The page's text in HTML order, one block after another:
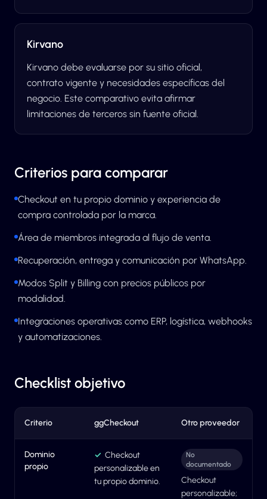
Kirvano
Kirvano debe evaluarse por su sitio oficial,
contrato vigente y necesidades específicas del
negocio. Este comparativo evita afirmar
limitaciones de terceros sin fuente oficial.
Criterios para comparar
Checkout en tu propio dominio y experiencia de
compra controlada por la marca.
Área de miembros integrada al flujo de venta.
Recuperación, entrega y comunicación por WhatsApp.
Modos Split y Billing con precios públicos por
modalidad.
Integraciones operativas como ERP, logística, webhooks
y automatizaciones.
Checklist objetivo
Criterio ggCheckout Otro proveedor
Dominio
propio
✓ Checkout
personalizable en
tu propio dominio.
No
documentado
Checkout
personalizable;